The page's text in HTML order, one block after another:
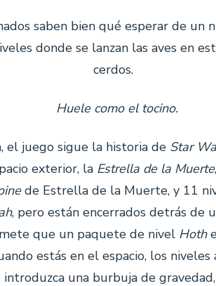
saben bien qué esperar de un
donde se lanzan las aves en
cerdos.
Huele como el tocino.
el juego sigue la historia de Star
exterior, la Estrella de la Muerte
de Estrella de la Muerte, y 11
, pero están encerrados detrás de
que un paquete de nivel Hoth
estás en el espacio, los
introduzca una burbuja de